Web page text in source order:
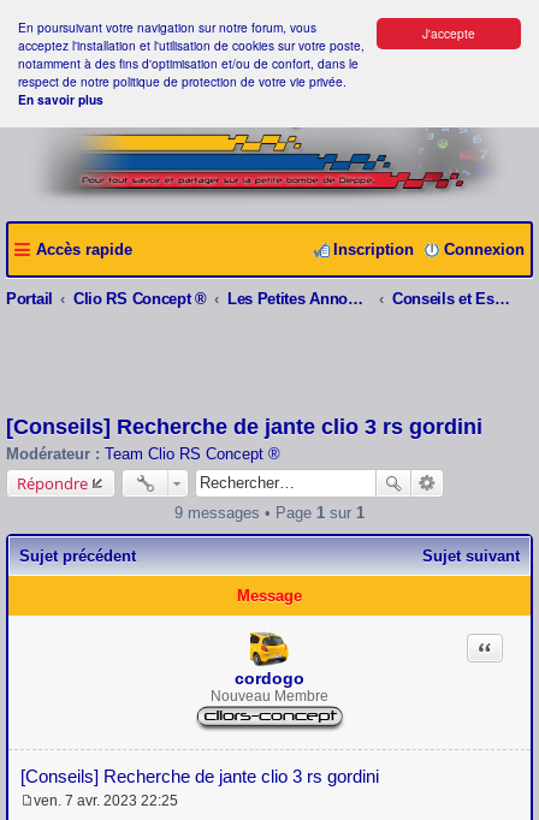
J'accepte
En poursuivant votre navigation sur notre forum, vous
acceptez l'installation et l'utilisation de cookies sur votre poste,
notamment à des fins d'optimisation et/ou de confort, dans le
respect de notre politique de protection de votre vie privée.
En savoir plus
Accès rapide Connexion
Inscription
Portail Clio RS Concept ® Les Petites Annonces Clio RS Concept ® Conseils et Estimations
[Conseils] Recherche de jante clio 3 rs gordini
Modérateur : Team Clio RS Concept ®
Répondre
9 messages • Page 1 sur 1
Sujet précédent Sujet suivant
Message
cordogo
Nouveau Membre
[Conseils] Recherche de jante clio 3 rs gordini
Citation
ven. 7 avr. 2023 22:25